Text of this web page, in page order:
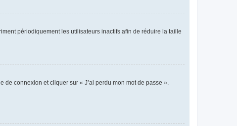
périodiquement les utilisateurs inactifs afin de réduire la taille
connexion et cliquer sur « J’ai perdu mon mot de passe ».